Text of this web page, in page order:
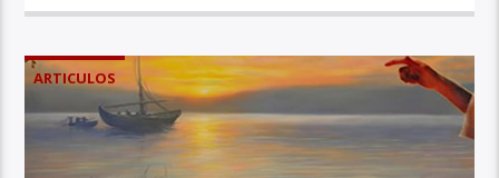
ARTICULOS